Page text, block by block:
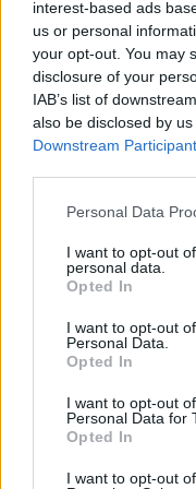
interest-based ads
us or personal
your opt-out. You may
disclosure of your
IAB’s list of
also be disclosed by
Downstream
Personal Data
I want to opt-out
personal data.
Opted In
I want to opt-out
Personal Data.
Opted In
I want to opt-out
Personal Data for
Opted In
I want to opt-out
Zahraniční investor
hliníkárnu
3.1.2001 15:45 | KLADNO (
Nový výrobní areál
zóně v Kladně. Výstavbu
kladenské průmyslové
Scholz Stahlzentrum Ost
Biohovězí zatím
2.1.2001 16:50 | PRAHA
Pouze síť hypermarketů
to dnes potvrdila
Hypernova, firmyAhold ČR
zatím průkopníkem trhu,
Valašský král
strom